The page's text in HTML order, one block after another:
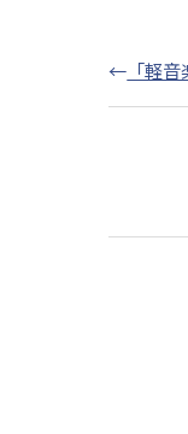
← 「軽